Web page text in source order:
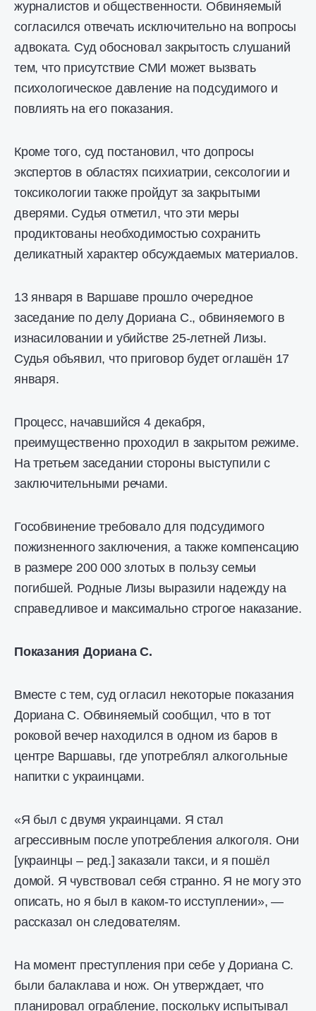
журналистов и общественности. Обвиняемый
согласился отвечать исключительно на вопросы
адвоката. Суд обосновал закрытость слушаний
тем, что присутствие СМИ может вызвать
психологическое давление на подсудимого и
повлиять на его показания.
Кроме того, суд постановил, что допросы
экспертов в областях психиатрии, сексологии и
токсикологии также пройдут за закрытыми
дверями. Судья отметил, что эти меры
продиктованы необходимостью сохранить
деликатный характер обсуждаемых материалов.
13 января в Варшаве прошло очередное
заседание по делу Дориана С., обвиняемого в
изнасиловании и убийстве 25-летней Лизы.
Судья объявил, что приговор будет оглашён 17
января.
Процесс, начавшийся 4 декабря,
преимущественно проходил в закрытом режиме.
На третьем заседании стороны выступили с
заключительными речами.
Гособвинение требовало для подсудимого
пожизненного заключения, а также компенсацию
в размере 200 000 злотых в пользу семьи
погибшей. Родные Лизы выразили надежду на
справедливое и максимально строгое наказание.
Показания Дориана С.
Вместе с тем, суд огласил некоторые показания
Дориана С. Обвиняемый сообщил, что в тот
роковой вечер находился в одном из баров в
центре Варшавы, где употреблял алкогольные
напитки с украинцами.
«Я был с двумя украинцами. Я стал
агрессивным после употребления алкоголя. Они
[украинцы – ред.] заказали такси, и я пошёл
домой. Я чувствовал себя странно. Я не могу это
описать, но я был в каком-то исступлении», —
рассказал он следователям.
На момент преступления при себе у Дориана С.
были балаклава и нож. Он утверждает, что
планировал ограбление, поскольку испытывал